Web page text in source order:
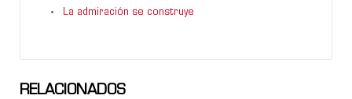
La admiración se construye
RELACIONADOS